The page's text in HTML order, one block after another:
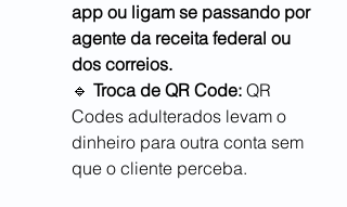
app ou ligam se passando por
agente da receita federal ou
dos correios.
🔹 Troca de QR Code: QR
Codes adulterados levam o
dinheiro para outra conta sem
que o cliente perceba.